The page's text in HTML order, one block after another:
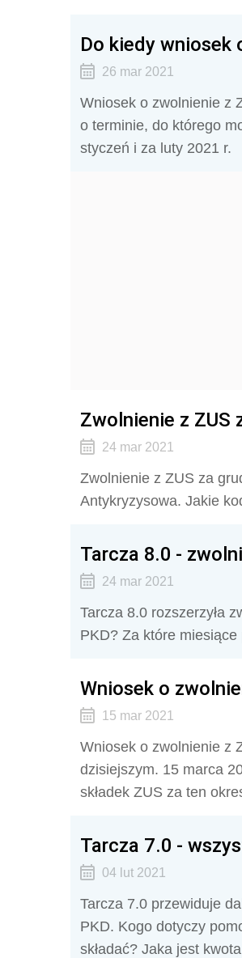
Do kiedy wniosek
26 mar 2021
Wniosek o zwolnienie z
o terminie, do którego
styczeń i za luty 2021 r.
Zwolnienie z ZUS
24 mar 2021
Zwolnienie z ZUS za
Antykryzysowa. Jakie
Tarcza 8.0 -
24 mar 2021
Tarcza 8.0 rozszerzyła
PKD? Za które miesiące
Wniosek o
15 mar 2021
Wniosek o zwolnienie z
dzisiejszym. 15 marca
składek ZUS za ten
Tarcza 7.0 -
04 lut 2021
Tarcza 7.0 przewiduje
PKD. Kogo dotyczy
składać? Jaka jest